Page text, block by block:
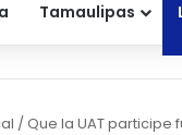
Tamaulipas
/Que la UAT